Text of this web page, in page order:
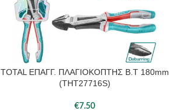
TOTAL ΕΠΑΓΓ. ΠΛΑΓΙΟΚΟΠΤΗΣ Β.Τ 180mm
(THT27716S)
€7.50